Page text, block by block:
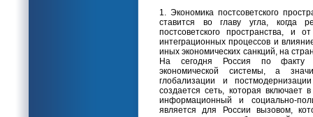
1. Экономика постсоветского
ставится во главу угла, когда
постсоветского пространства, и
интеграционных процессов и
иных экономических санкций, на
На сегодня Россия по факту
экономической системы, а
глобализации и
создается сеть, которая включает
информационный и социально-
является для России вызовом,